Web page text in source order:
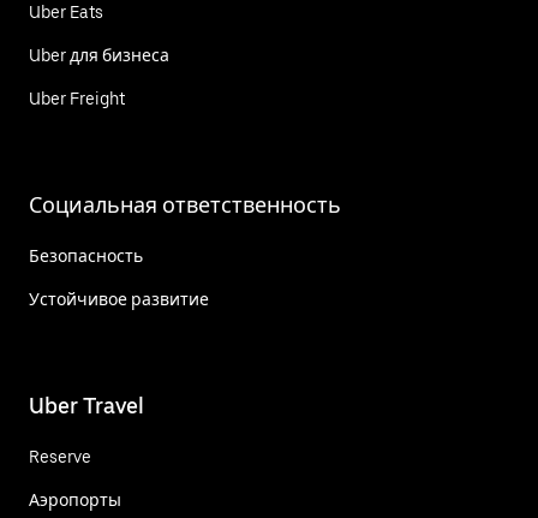
Uber Eats
Uber для бизнеса
Uber Freight
Социальная ответственность
Безопасность
Устойчивое развитие
Uber Travel
Reserve
Аэропорты